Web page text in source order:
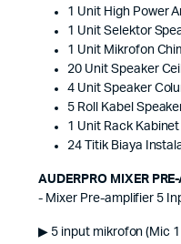
1 Unit High Power
1 Unit Selektor
1 Unit Mikrofon
20 Unit Speaker
4 Unit Speaker
5 Roll Kabel
1 Unit Rack
24 Titik Biaya
AUDERPRO MIXER
- Mixer Pre-amplifier 5
▶ 5 input mikrofon (Mic